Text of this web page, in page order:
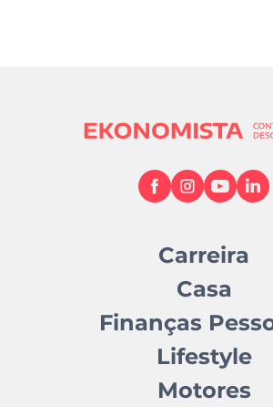
Carreira
Casa
Finanças
Lifestyle
Motores